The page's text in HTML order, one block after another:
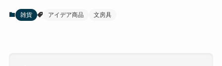
雑貨 アイデア商品 文房具